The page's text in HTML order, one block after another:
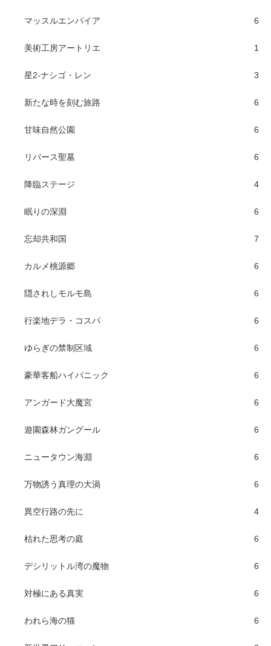
マッスルエンパイア 6
美術工房アートリエ 1
星2-ナシゴ・レン 3
新たな時を刻む旅路 6
甘味自然公園 6
リバース聖墓 6
降臨ステージ 4
眠りの深淵 6
忘却共和国 7
カルメ桃源郷 6
隠されしモルモ島 6
行楽地デラ・コスパ 6
ゆらぎの禁制区域 6
豪華客船ハイパニック 6
アンガード大魔宮 6
遊園森林ガングール 6
ニュータウン海淵 6
万物誘う真理の大渦 6
異空行路の先に 4
枯れた思考の庭 6
デシリットル湾の魔物 6
対極にある真実 6
われら海の猫 6